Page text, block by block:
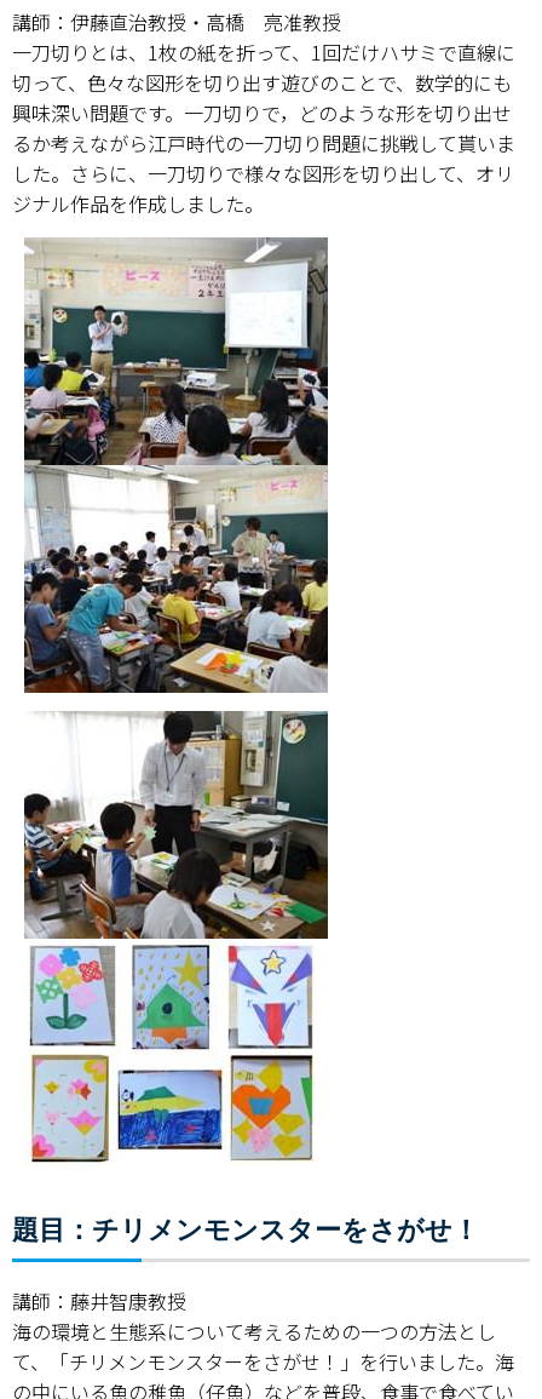
講師：伊藤直治教授・高橋 亮准教授
一刀切りとは、1枚の紙を折って、1回だけハサミで直線に
切って、色々な図形を切り出す遊びのことで、数学的にも
興味深い問題です。一刀切りで，どのような形を切り出せ
るか考えながら江戸時代の一刀切り問題に挑戦して貰いま
した。さらに、一刀切りで様々な図形を切り出して、オリ
ジナル作品を作成しました。
題目：チリメンモンスターをさがせ！
講師：藤井智康教授
海の環境と生態系について考えるための一つの方法とし
て、「チリメンモンスターをさがせ！」を行いました。海
の中にいる魚の稚魚（仔魚）などを普段、食事で食べてい